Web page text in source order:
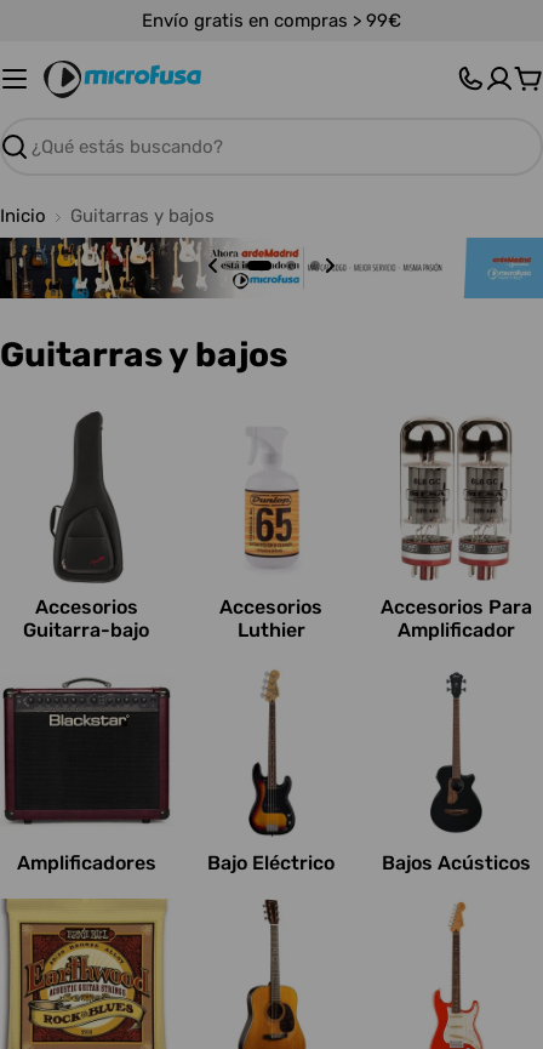
contenido
Envío gratis en compras > 99€
Buscar
Inicio Guitarras y bajos
C
e
s
:
Guitarras y bajos
Accesorios
Guitarra-bajo
Accesorios
Luthier
Accesorios Para
Amplificador
Amplificadores Bajo Eléctrico Bajos Acústicos